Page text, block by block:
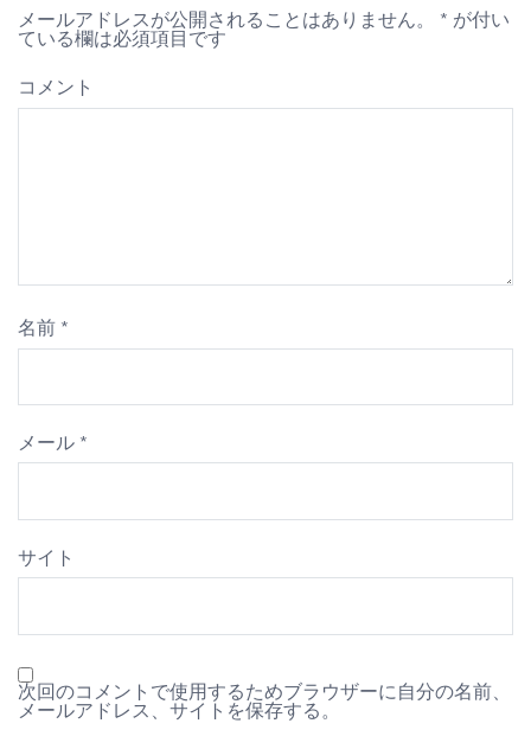
メールアドレスが公開されることはありません。 *が付い
ている欄は必須項目です
コメント
名前*
メール*
サイト
次回のコメントで使用するためブラウザーに自分の名前、
メールアドレス、サイトを保存する。